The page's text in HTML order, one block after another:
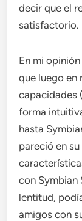
decir que el
satisfactorio.
En mi
que luego en
capacidades
forma
hasta
pareció en
con Symbian
lentitud,
amigos con